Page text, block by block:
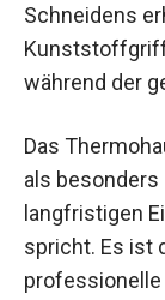
Schneidens
während der
Das
als besonders
langfristigen
spricht. Es ist
professionelle